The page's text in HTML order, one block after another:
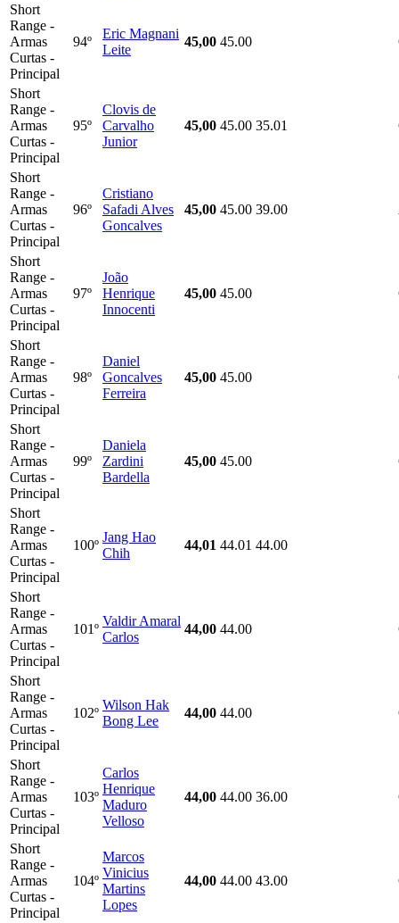
Short
Range -
Armas
Curtas -
Principal
94º
Eric Magnani
Leite
45,00 45.00
Short
Range -
Armas
Curtas -
Principal
95º
Clovis de
Carvalho
Junior
45,00 45.00 35.01
Short
Range -
Armas
Curtas -
Principal
96º
Cristiano
Safadi Alves
Goncalves
45,00 45.00 39.00
Short
Range -
Armas
Curtas -
Principal
97º
João
Henrique
Innocenti
45,00 45.00
Short
Range -
Armas
Curtas -
Principal
98º
Daniel
Goncalves
Ferreira
45,00 45.00
Short
Range -
Armas
Curtas -
Principal
99º
Daniela
Zardini
Bardella
45,00 45.00
Short
Range -
Armas
Curtas -
Principal
100º
Jang Hao
Chih
44,01 44.01 44.00
Short
Range -
Armas
Curtas -
Principal
101º
Valdir Amaral
Carlos
44,00 44.00
Short
Range -
Armas
Curtas -
Principal
102º
Wilson Hak
Bong Lee
44,00 44.00
Short
Range -
Armas
Curtas -
Principal
103º
Carlos
Henrique
Maduro
Velloso
44,00 44.00 36.00
Short
Range -
Armas
Curtas -
Principal
104º
Marcos
Vinicius
Martins
Lopes
44,00 44.00 43.00